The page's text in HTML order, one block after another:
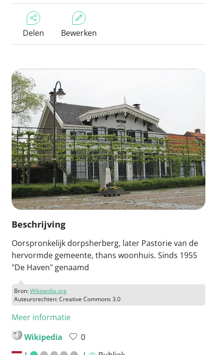
Delen Bewerken
Beschrijving
Oorspronkelijk dorpsherberg, later Pastorie van de
hervormde gemeente, thans woonhuis. Sinds 1955
"De Haven" genaamd
Bron:Wikipedia.org
Auteursrechten: Creative Commons 3.0
Meer informatie
Wikipedia
0